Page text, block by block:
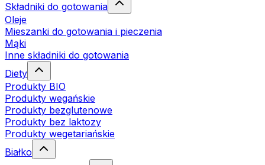
Składniki do gotowania
Oleje
Mieszanki do gotowania i pieczenia
Mąki
Inne składniki do gotowania
Diety
Produkty BIO
Produkty wegańskie
Produkty bezglutenowe
Produkty bez laktozy
Produkty wegetariańskie
Białko